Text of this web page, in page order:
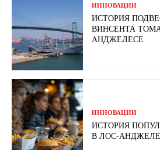
ИННОВАЦИИ
ИСТОРИЯ
ВИНСЕНТА
АНДЖЕЛЕСЕ
ИННОВАЦИИ
ИСТОРИЯ
В ЛОС-